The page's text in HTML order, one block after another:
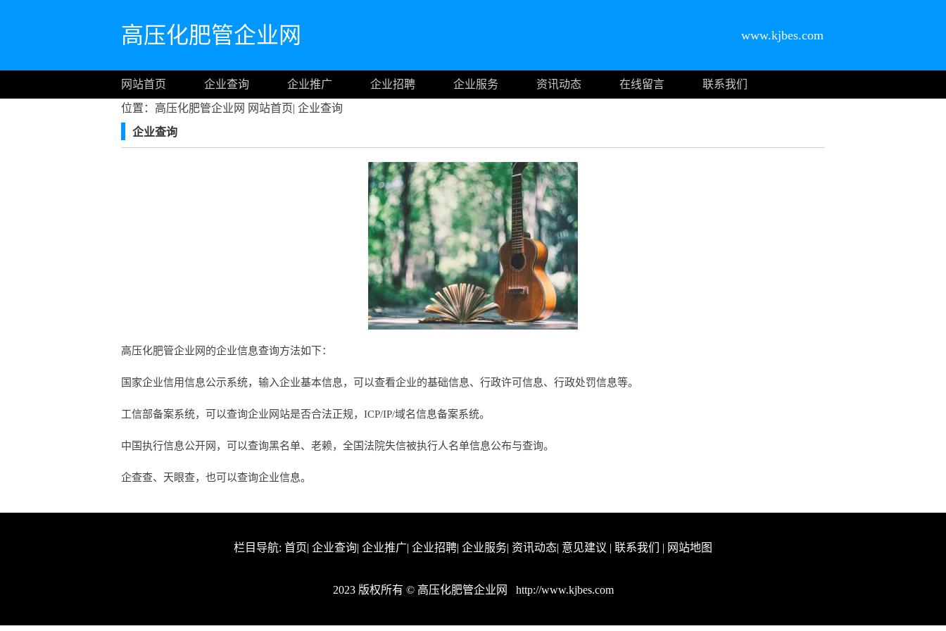
高压化肥管企业网 www.kjbes.com
网站首页 企业查询 企业推广 企业招聘 企业服务 资讯动态 在线留言
联系我们
位置：高压化肥管企业网 网站首页| 企业查询
企业查询
高压化肥管企业网的企业信息查询方法如下：
国家企业信用信息公示系统，输入企业基本信息，可以查看企业的基础信息、行政许可信息、行政处罚信息等。
工信部备案系统，可以查询企业网站是否合法正规，ICP/IP/域名信息备案系统。
中国执行信息公开网，可以查询黑名单、老赖，全国法院失信被执行人名单信息公布与查询。
企查查、天眼查，也可以查询企业信息。
栏目导航: 首页| 企业查询| 企业推广| 企业招聘| 企业服务| 资讯动态| 意见建议 | 联系我们 | 网站地图
2023 版权所有 © 高压化肥管企业网 http://www.kjbes.com